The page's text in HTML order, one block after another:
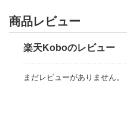
商品レビュー
楽天Koboのレビュー
まだレビューがありません。